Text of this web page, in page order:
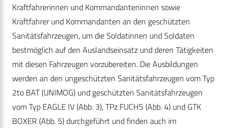
Kraftfahrerinnen und Kommandanteninnen sowie
Kraftfahrer und Kommandanten an den geschützten
Sanitätsfahrzeugen, um die Soldatinnen und Soldaten
bestmöglich auf den Auslandseinsatz und deren Tätigkeiten
mit diesen Fahrzeugen vorzubereiten. Die Ausbildungen
werden an den ungeschützten Sanitätsfahrzeugen vom Typ
2to BAT (UNIMOG) und geschützten Sanitätsfahrzeugen
vom Typ EAGLE IV (Abb. 3), TPz FUCHS (Abb. 4) und GTK
BOXER (Abb. 5) durchgeführt und finden auch im